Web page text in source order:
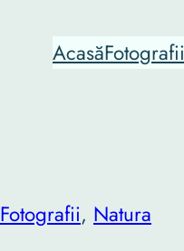
AcasăFotografii
Fotografii, Natura